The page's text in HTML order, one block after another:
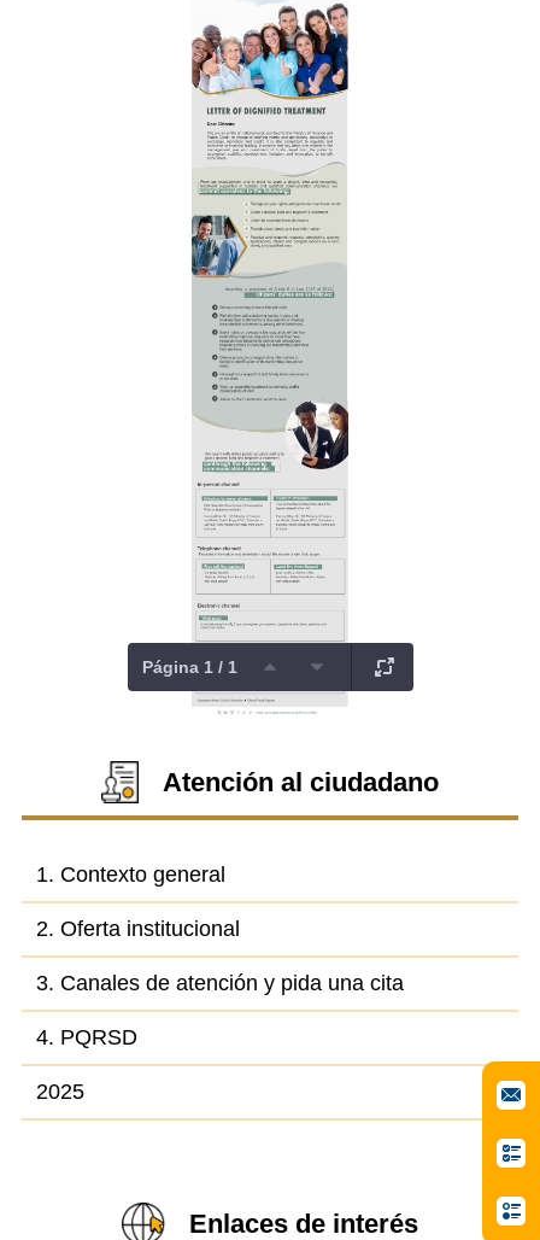
Página 1 / 1
Atención al ciudadano
1. Contexto general
2. Oferta institucional
3. Canales de atención y pida una cita
4. PQRSD
2025
Enlaces de interés